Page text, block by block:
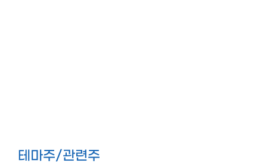
테마주/관련주